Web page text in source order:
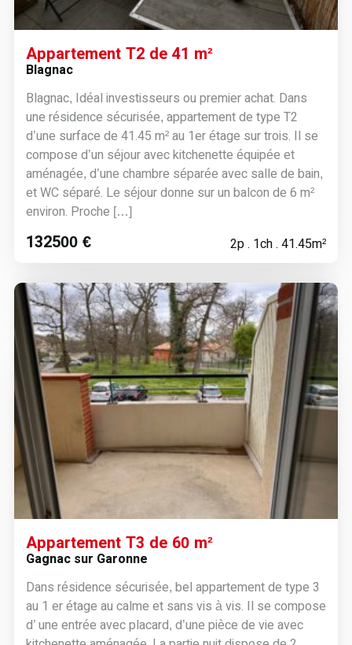
Appartement T2 de 41 m²
Blagnac
Blagnac, Idéal investisseurs ou premier achat. Dans
une résidence sécurisée, appartement de type T2
d’une surface de 41.45 m² au 1er étage sur trois. Il se
compose d’un séjour avec kitchenette équipée et
aménagée, d’une chambre séparée avec salle de bain,
et WC séparé. Le séjour donne sur un balcon de 6 m²
environ. Proche […]
132500 € 2p . 1ch . 41.45m²
Appartement T3 de 60 m²
Gagnac sur Garonne
Dans résidence sécurisée, bel appartement de type 3
au 1 er étage au calme et sans vis à vis. Il se compose
d’ une entrée avec placard, d’une pièce de vie avec